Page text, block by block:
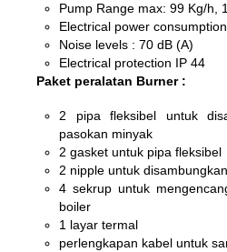
Pump Range max: 99 Kg/h,
Electrical power
Noise levels : 70 dB (A)
Electrical protection IP 44
Paket peralatan Burner :
2 pipa fleksibel untuk
pasokan minyak
2 gasket untuk pipa fleksibel
2 nipple untuk
4 sekrup untuk
boiler
1 layar termal
perlengkapan kabel untuk